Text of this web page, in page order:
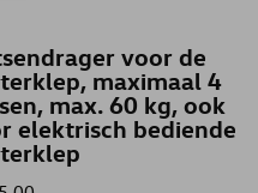
voor de
maximaal 4
max. 60 kg, ook
elektrisch bediende